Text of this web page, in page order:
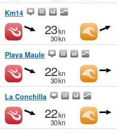
Km14
23kn
30kn
Playa Maule
22kn
30kn
La Conchilla
22kn
30kn